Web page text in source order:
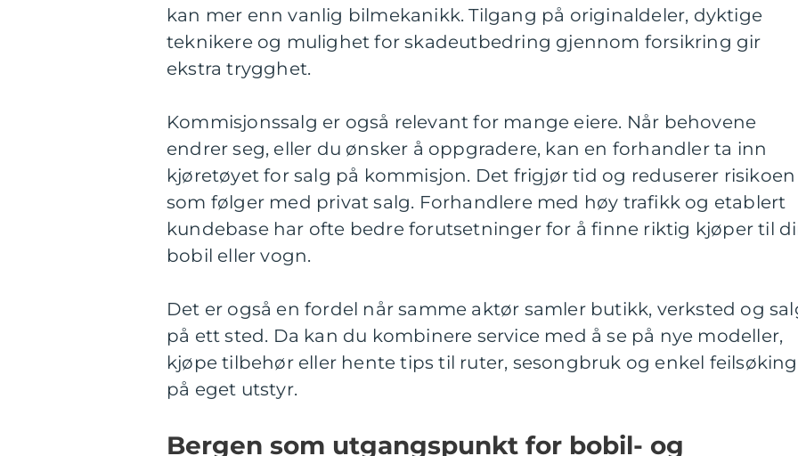
kan mer enn vanlig bilmekanikk. Tilgang på originaldeler, dyktige
teknikere og mulighet for skadeutbedring gjennom forsikring gir
ekstra trygghet.
Kommisjonssalg er også relevant for mange eiere. Når behovene
endrer seg, eller du ønsker å oppgradere, kan en forhandler ta inn
kjøretøyet for salg på kommisjon. Det frigjør tid og reduserer risikoen
som følger med privat salg. Forhandlere med høy trafikk og etablert
kundebase har ofte bedre forutsetninger for å finne riktig kjøper til
bobil eller vogn.
Det er også en fordel når samme aktør samler butikk, verksted og
på ett sted. Da kan du kombinere service med å se på nye modeller,
kjøpe tilbehør eller hente tips til ruter, sesongbruk og enkel feilsøking
på eget utstyr.
Bergen som utgangspunkt for bobil- og